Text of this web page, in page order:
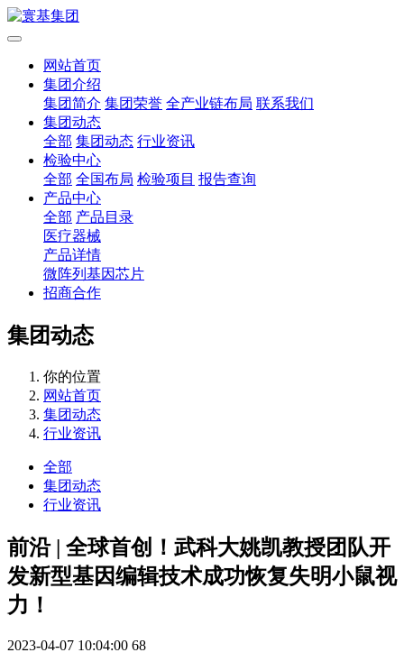
网站首页
集团介绍
集团简介 集团荣誉 全产业链布局 联系我们
集团动态
全部 集团动态 行业资讯
检验中心
全部 全国布局 检验项目 报告查询
产品中心
全部 产品目录
医疗器械
产品详情
微阵列基因芯片
招商合作
集团动态
你的位置
网站首页
集团动态
行业资讯
全部
集团动态
行业资讯
前沿 | 全球首创！武科大姚凯教授团队开
发新型基因编辑技术成功恢复失明小鼠视
力！
2023-04-07 10:04:00 68